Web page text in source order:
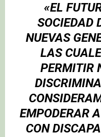
«EL
SOCIEDAD
NUEVAS
LAS
PERMITIR
EMPODERAR
CON